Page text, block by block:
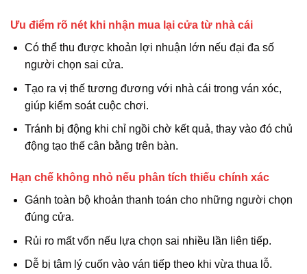
Ưu điểm rõ nét khi nhận mua lại cửa từ nhà cái
Có thể thu được khoản lợi nhuận lớn nếu đại đa số
người chọn sai cửa.
Tạo ra vị thế tương đương với nhà cái trong ván xóc,
giúp kiểm soát cuộc chơi.
Tránh bị động khi chỉ ngồi chờ kết quả, thay vào đó chủ
động tạo thế cân bằng trên bàn.
Hạn chế không nhỏ nếu phân tích thiếu chính xác
Gánh toàn bộ khoản thanh toán cho những người chọn
đúng cửa.
Rủi ro mất vốn nếu lựa chọn sai nhiều lần liên tiếp.
Dễ bị tâm lý cuốn vào ván tiếp theo khi vừa thua lỗ.